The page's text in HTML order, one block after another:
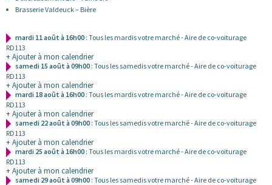
Brasserie Valdeuck – Bière
mardi 11 août à 16h00 : Tous les mardis votre marché - Aire de co-voiturage
RD113
+ Ajouter à mon calendrier
samedi 15 août à 09h00 : Tous les samedis votre marché - Aire de co-voiturage
RD113
+ Ajouter à mon calendrier
mardi 18 août à 16h00 : Tous les mardis votre marché - Aire de co-voiturage
RD113
+ Ajouter à mon calendrier
samedi 22 août à 09h00 : Tous les samedis votre marché - Aire de co-voiturage
RD113
+ Ajouter à mon calendrier
mardi 25 août à 16h00 : Tous les mardis votre marché - Aire de co-voiturage
RD113
+ Ajouter à mon calendrier
samedi 29 août à 09h00 : Tous les samedis votre marché - Aire de co-voiturage